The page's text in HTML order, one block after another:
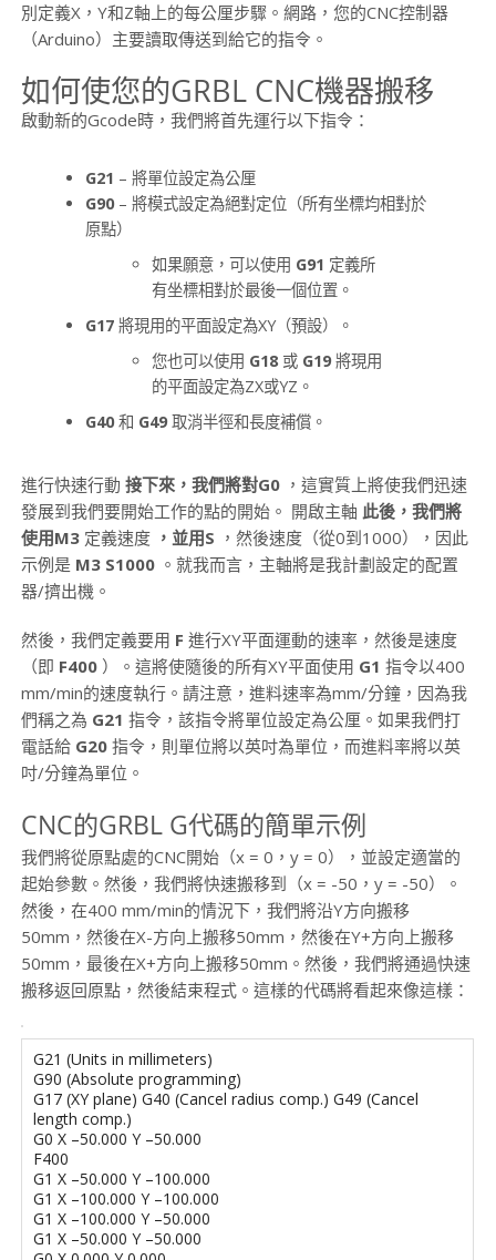
別定義X，Y和Z軸上的每公厘步驟。網路，您的CNC控制器
（Arduino）主要讀取傳送到給它的指令。
如何使您的GRBL CNC機器搬移
啟動新的Gcode時，我們將首先運行以下指令：
G21 – 將單位設定為公厘
G90 – 將模式設定為絕對定位（所有坐標均相對於
原點）
如果願意，可以使用 G91 定義所
有坐標相對於最後一個位置。
G17 將現用的平面設定為XY（預設）。
您也可以使用 G18 或 G19將現用
的平面設定為ZX或YZ。
G40和 G49取消半徑和長度補償。
進行快速行動接下來，我們將對G0 ，這實質上將使我們迅速
發展到我們要開始工作的點的開始。 開啟主軸此後，我們將
使用M3 定義速度 ，並用S ，然後速度（從0到1000），因此
示例是 M3 S1000 。就我而言，主軸將是我計劃設定的配置
器/擠出機。
然後，我們定義要用 F進行XY平面運動的速率，然後是速度
（即 F400 ）。這將使隨後的所有XY平面使用 G1指令以400
mm/min的速度執行。請注意，進料速率為mm/分鐘，因為我
們稱之為 G21指令，該指令將單位設定為公厘。如果我們打
電話給 G20指令，則單位將以英吋為單位，而進料率將以英
吋/分鐘為單位。
CNC的GRBL G代碼的簡單示例
我們將從原點處的CNC開始（x = 0，y = 0），並設定適當的
起始參數。然後，我們將快速搬移到（x = -50，y = -50）。
然後，在400 mm/min的情況下，我們將沿Y方向搬移
50mm，然後在X-方向上搬移50mm，然後在Y+方向上搬移
50mm，最後在X+方向上搬移50mm。然後，我們將通過快速
搬移返回原點，然後結束程式。這樣的代碼將看起來像這樣：
G21 (Unitsin millimeters)
G90 (Absoluteprogramming)
G17 (XYplane) G40 (Cancelradiuscomp.) G49 (Cancel
lengthcomp.)
G0 X –50.000 Y –50.000
F400
G1 X –50.000 Y –100.000
G1 X –100.000 Y –100.000
G1 X –100.000 Y –50.000
G1 X –50.000 Y –50.000